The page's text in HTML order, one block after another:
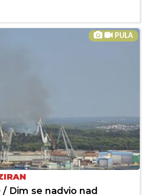
PULA
/ Dim se nadvio nad